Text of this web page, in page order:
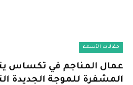
مقالات الأسهم
عمال المناجم في تكساس
المشفرة للموجة الجديدة